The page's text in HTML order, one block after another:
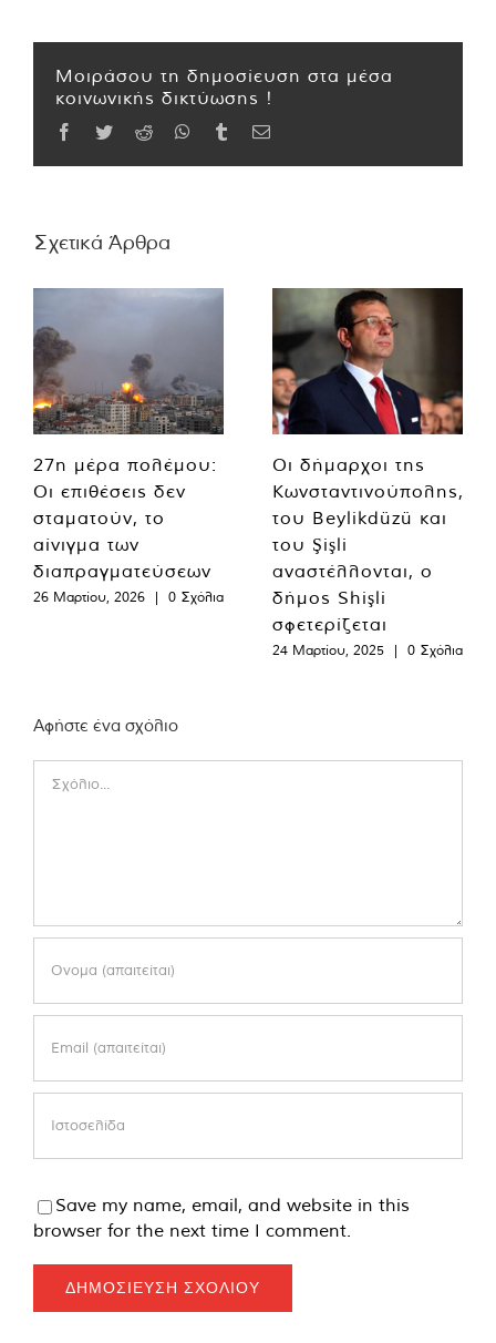
Μοιράσου τη δημοσίευση στα μέσα
κοινωνικής δικτύωσης !
Facebook
TwitterReddit WhatsApp
TumblrEmail
Σχετικά Άρθρα
27η μέρα πολέμου:
Οι επιθέσεις δεν
σταματούν, το
αίνιγμα των
διαπραγματεύσεων
26 Μαρτίου, 2026 | 0 Σχόλια
Οι δήμαρχοι της
Κωνσταντινούπολης,
του Beylikdüzü και
του Şişli
αναστέλλονται, ο
δήμος Shişli
σφετερίζεται
24 Μαρτίου, 2025 | 0 Σχόλια
Αφήστε ένα σχόλιο
Save my name, email, and website in this
browser for the next time I comment.